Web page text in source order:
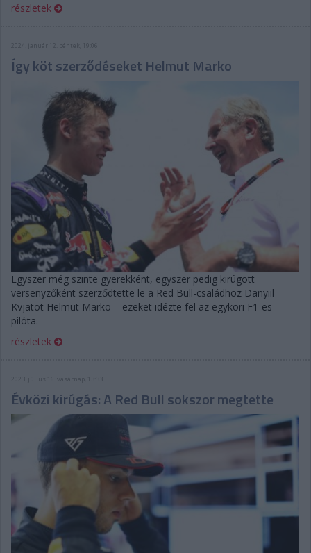
részletek
2024. január 12. péntek, 19:06
Így köt szerződéseket Helmut Marko
Egyszer még szinte gyerekként, egyszer pedig kirúgott
versenyzőként szerződtette le a Red Bull-családhoz Danyiil
Kvjatot Helmut Marko – ezeket idézte fel az egykori F1-es
pilóta.
részletek
Évközi kirúgás: A Red Bull sokszor megtette